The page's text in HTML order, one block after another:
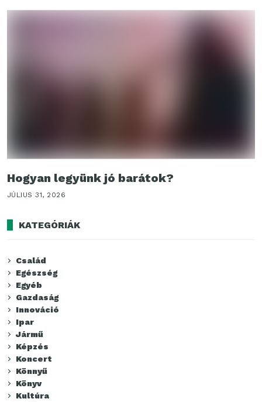
Hogyan legyünk jó barátok?
JÚLIUS 31, 2026
KATEGÓRIÁK
Család
Egészség
Egyéb
Gazdaság
Innováció
Ipar
Jármű
Képzés
Koncert
Könnyű
Könyv
Kultúra